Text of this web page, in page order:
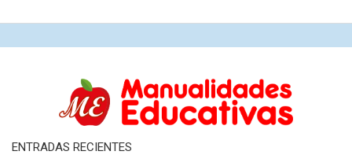
ENTRADAS RECIENTES